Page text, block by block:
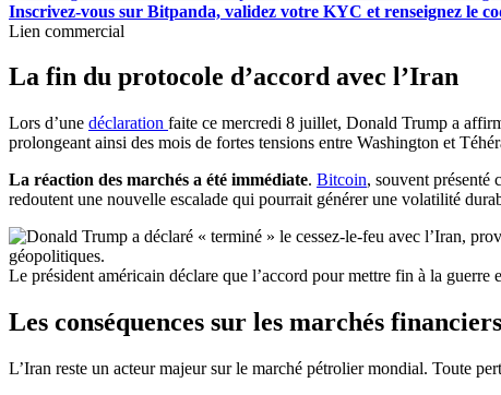
Inscrivez-vous sur Bitpanda, validez votre KYC et renseignez le
Lien commercial
La fin du protocole d’accord avec l’Iran
Lors d’une déclaration faite ce mercredi 8 juillet, Donald Trump a
prolongeant ainsi des mois de fortes tensions entre Washington et
La réaction des marchés a été immédiate. Bitcoin, souvent présenté
redoutent une nouvelle escalade qui pourrait générer une volatilité
Le président américain déclare que l’accord pour mettre fin à la guerre
Les conséquences sur les marchés financiers
L’Iran reste un acteur majeur sur le marché pétrolier mondial. Toute